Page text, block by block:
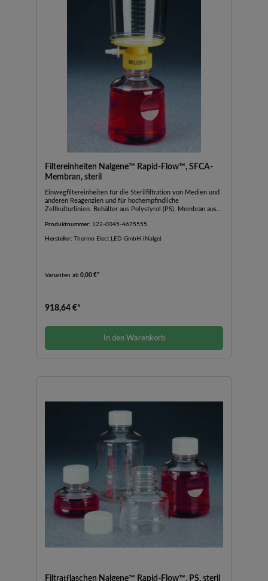
Filtereinheiten Nalgene™ Rapid-Flow™, SFCA-
Membran, steril
Einwegfiltereinheiten für die Sterilfiltration von Medien und
anderen Reagenzien und für hochempfindliche
Zellkulturlinien. Behälter aus Polystyrol (PS). Membran aus
Niedrige Proteinbindung, höchste Durchflussrate bei
Substanzen. Tritonfrei. Chargen- und Katalognummer,
Produktnummer: 122-0045-4675555
Hersteller: Thermo Elect.LED GmbH (Nalge)
Varianten ab 0,00 €*
918,64 €*
In den Warenkorb
Filtratflaschen Nalgene™ Rapid-Flow™, PS, steril